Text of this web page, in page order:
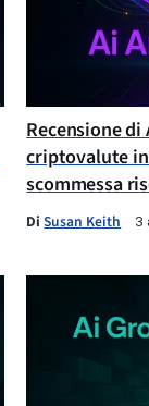
Recensione
criptovalute
scommessa
DiSusan Keith 3